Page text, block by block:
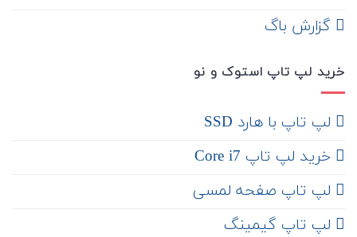
‌ گزارش باگ
خرید لپ تاپ استوک و نو
لپ تاپ با هارد SSD
خرید لپ تاپ Core i7
لپ تاپ صفحه لمسی
لپ تاپ گیمینگ